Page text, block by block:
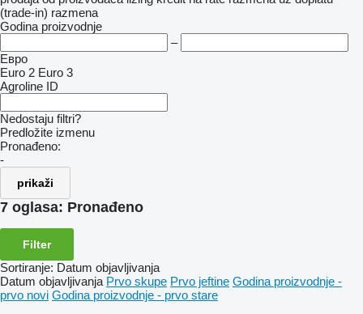
(trade-in) razmena
Godina proizvodnje
–
Евро
Euro 2 Euro 3
Agroline ID
Nedostaju filtri?
Predložite izmenu
Pronađeno:
-
prikaži
7 oglasa: Pronađeno
Filter
Sortiranje: Datum objavljivanja
Datum objavljivanja Prvo skupe Prvo jeftine Godina proizvodnje -
prvo novi Godina proizvodnje - prvo stare